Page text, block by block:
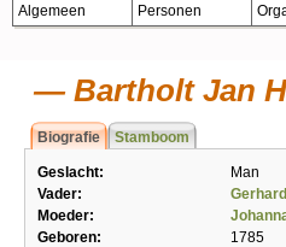
Algemeen Personen
Bartholt Jan
Biografie Stamboom
Geslacht:
Man
Vader:
Moeder:
Geboren:
1785